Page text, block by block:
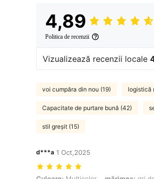
4,89
Politica de recenzii
Vizualizează recenzii locale
voi cumpăra din nou (19) logistică
Capacitate de purtare bună (42)
stil greșit (15)
d***a 1 Oct,2025